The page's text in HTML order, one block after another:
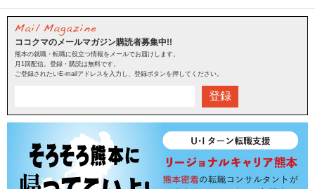
ココクマのメールマガジン購読者募集中!!
熊本の就職・転職に役立つ情報をメールでお届けします。
月1回配信。登録・購読は無料です。
ご登録されたいE-mailアドレスを入力し、登録ボタンを押してください。
登録